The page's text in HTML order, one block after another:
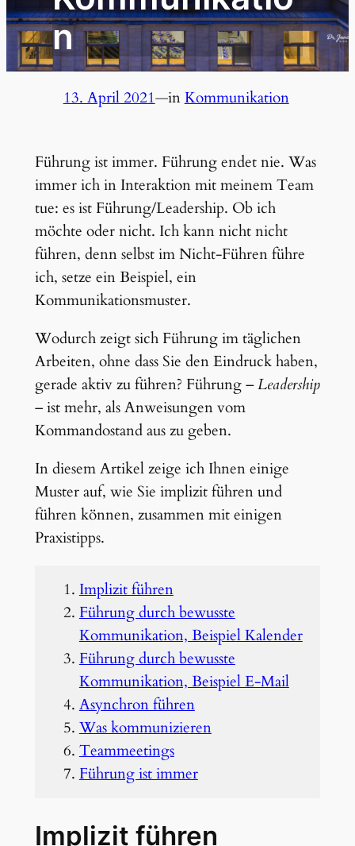
n
13. April 2021—inKommunikation
Führung ist immer. Führung endet nie. Was
immer ich in Interaktion mit meinem Team
tue: es ist Führung/Leadership. Ob ich
möchte oder nicht. Ich kann nicht nicht
führen, denn selbst im Nicht-Führen führe
ich, setze ein Beispiel, ein
Kommunikationsmuster.
Wodurch zeigt sich Führung im täglichen
Arbeiten, ohne dass Sie den Eindruck haben,
gerade aktiv zu führen? Führung –Leadership
– ist mehr, als Anweisungen vom
Kommandostand aus zu geben.
In diesem Artikel zeige ich Ihnen einige
Muster auf, wie Sie implizit führen und
führen können, zusammen mit einigen
Praxistipps.
Implizit führen
Führung durch bewusste
Kommunikation, Beispiel Kalender
Führung durch bewusste
Kommunikation, Beispiel E-Mail
Asynchron führen
Was kommunizieren
Teammeetings
Führung ist immer
Implizit führen